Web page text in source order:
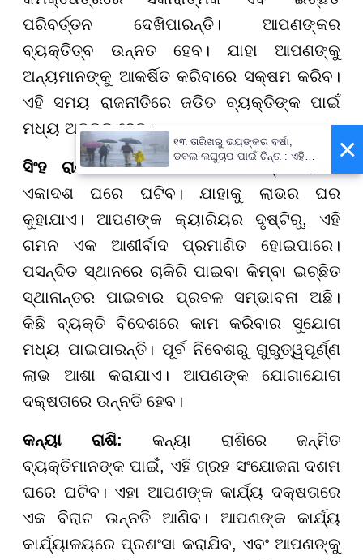
ପରିବର୍ତ୍ତନ ଦେଖିପାରନ୍ତି। ଆପଣଙ୍କର
ବ୍ୟକ୍ତିତ୍ବ ଉନ୍ନତ ହେବ। ଯାହା ଆପଣଙ୍କୁ
ଅନ୍ୟମାନଙ୍କୁ ଆକର୍ଷିତ କରିବାରେ ସକ୍ଷମ କରିବ।
ଏହି ସମୟ ରାଜନୀତିରେ ଜଡିତ ବ୍ୟକ୍ତିଙ୍କ ପାଇଁ
ମଧ୍ୟ ଅନୁକୂଳ ହେବ।
ସିଂହ ରାଶି:ଏହି ସଂଯୋଜନା ଆପଣଙ୍କ ରାଶିର
ଏକାଦଶ ଘରେ ଘଟିବ। ଯାହାକୁ ଲାଭର ଘର
କୁହାଯାଏ। ଆପଣଙ୍କ କ୍ୟାରିୟର ଦୃଷ୍ଟିରୁ, ଏହି
ଗମନ ଏକ ଆଶୀର୍ବାଦ ପ୍ରମାଣିତ ହୋଇପାରେ।
ପସନ୍ଦିତ ସ୍ଥାନରେ ଚାକିରି ପାଇବା କିମ୍ବା ଇଚ୍ଛିତ
ସ୍ଥାନାନ୍ତର ପାଇବାର ପ୍ରବଳ ସମ୍ଭାବନା ଅଛି।
କିଛି ବ୍ୟକ୍ତି ବିଦେଶରେ କାମ କରିବାର ସୁଯୋଗ
ମଧ୍ୟ ପାଇପାରନ୍ତି। ପୂର୍ବ ନିବେଶରୁ ଗୁରୁତ୍ୱପୂର୍ଣ୍ଣ
ଲାଭ ଆଶା କରାଯାଏ। ଆପଣଙ୍କ ଯୋଗାଯୋଗ
ଦକ୍ଷତାରେ ଉନ୍ନତି ହେବ।
କନ୍ୟା ରାଶି: କନ୍ୟା ରାଶିରେ ଜନ୍ମିତ
ବ୍ୟକ୍ତିମାନଙ୍କ ପାଇଁ, ଏହି ଗ୍ରହ ସଂଯୋଜନା ଦଶମ
ଘରେ ଘଟିବ। ଏହା ଆପଣଙ୍କ କାର୍ଯ୍ୟ ଦକ୍ଷତାରେ
ଏକ ବିରାଟ ଉନ୍ନତି ଆଣିବ। ଆପଣଙ୍କ କାର୍ଯ୍ୟ
କାର୍ଯ୍ୟାଳୟରେ ପ୍ରଶଂସା କରାଯିବ, ଏବଂ ଆପଣଙ୍କୁ
×
୧୩ ତାରିଖରୁ ଭୟଙ୍କର ବର୍ଷା,
ଡବଲ ଲଘୁଚାପ ପାଇଁ ଚିନ୍ତା : ଏହି